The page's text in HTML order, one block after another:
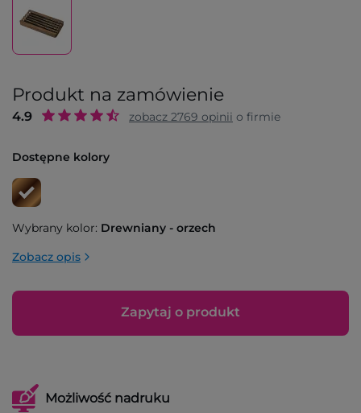
Produkt na zamówienie
4.9 zobacz 2769 opinii o firmie
Dostępne kolory
Wybrany kolor: Drewniany - orzech
Zobacz opis
Zapytaj o produkt
Możliwość nadruku